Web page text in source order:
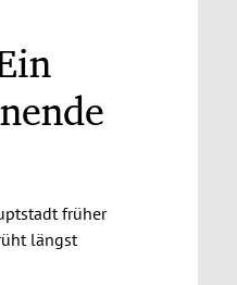
früher
längst